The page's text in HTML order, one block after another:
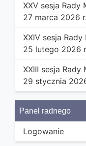
XXV sesja
27 marca 2026 r.
XXIV sesja
25 lutego 2026
XXIII sesja
29 stycznia
Panel radnego
Logowanie